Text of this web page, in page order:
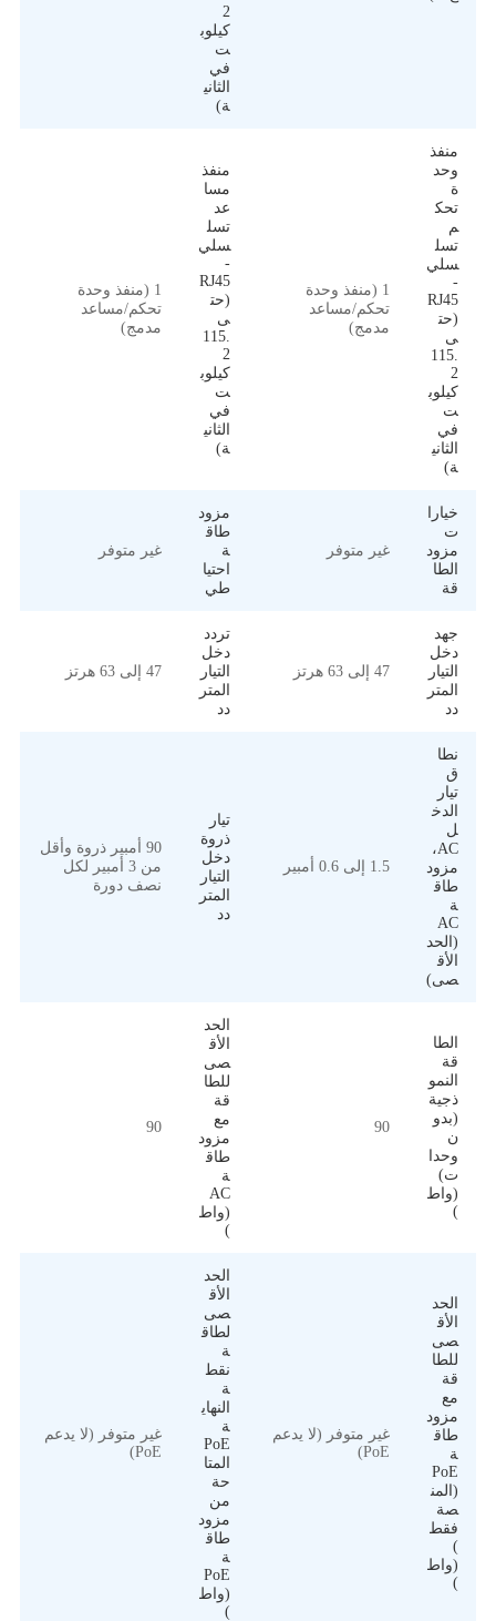
2
كيلوب
ت
في
الثاني
ة)
منفذ
وحد
ة
تحك
م
تسل
سلي
-
RJ45
(حت
ى
115.
2
كيلوب
ت
في
الثاني
ة)
1 (منفذ وحدة
تحكم/مساعد
مدمج)
منفذ
مسا
عد
تسل
سلي
-
RJ45
(حت
ى
115.
2
كيلوب
ت
في
الثاني
ة)
1 (منفذ وحدة
تحكم/مساعد
مدمج)
خيارا
ت
مزود
الطا
قة
غير متوفر
مزود
طاق
ة
احتيا
طي
غير متوفر
جهد
دخل
التيار
المتر
دد
47 إلى 63 هرتز
تردد
دخل
التيار
المتر
دد
47 إلى 63 هرتز
نطا
ق
تيار
الدخ
ل
AC،
مزود
طاق
ة
AC
(الحد
الأق
صى)
1.5 إلى 0.6 أمبير
تيار
ذروة
دخل
التيار
المتر
دد
90 أمبير ذروة وأقل
من 3 أمبير لكل
نصف دورة
الطا
قة
النمو
ذجية
(بدو
ن
وحدا
ت)
(واط
)
90
الحد
الأق
صى
للطا
قة
مع
مزود
طاق
ة
AC
(واط
)
90
الحد
الأق
صى
للطا
قة
مع
مزود
طاق
ة
PoE
(المن
صة
فقط
)
(واط
)
غير متوفر (لا يدعم
PoE)
الحد
الأق
صى
لطاق
ة
نقط
ة
النهاي
ة
PoE
المتا
حة
من
مزود
طاق
ة
PoE
(واط
)
غير متوفر (لا يدعم
PoE)